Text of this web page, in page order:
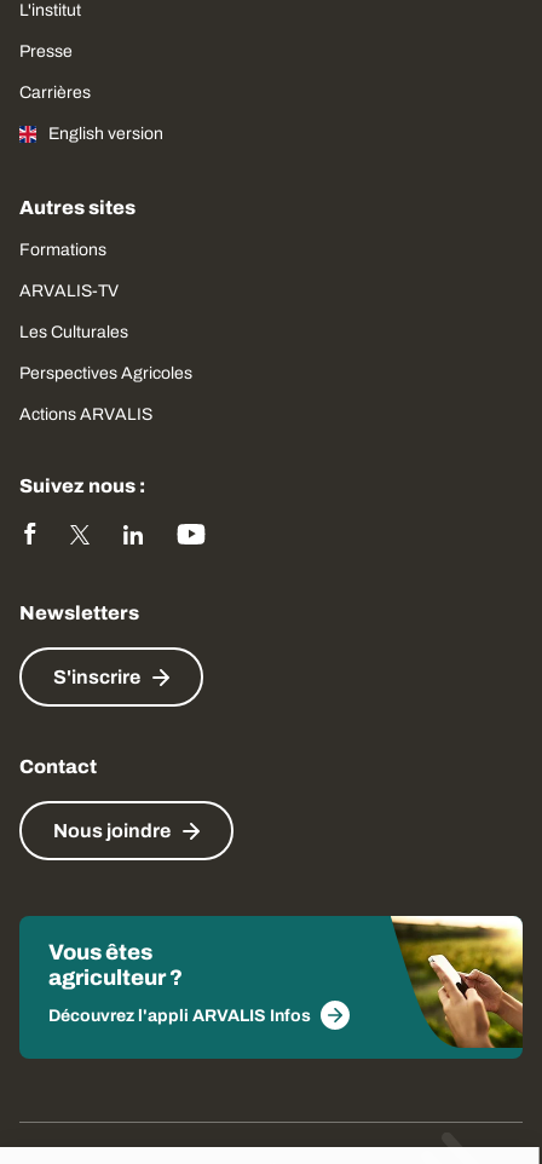
L'institut
Presse
Carrières
English version
Autres sites
Formations
ARVALIS-TV
Les Culturales
Perspectives Agricoles
Actions ARVALIS
Suivez nous :
Newsletters
S'inscrire
Contact
Nous joindre
Vous êtes
agriculteur ?
Découvrez l'appli ARVALIS Infos